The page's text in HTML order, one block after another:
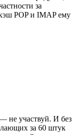
за
кэш POP и IMAP ему
не участвуй. И без
за 60 штук